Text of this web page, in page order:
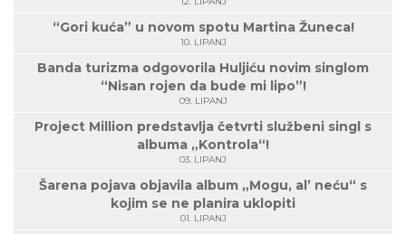
“Gori kuća” u novom spotu Martina Žuneca!
10. LIPANJ
Banda turizma odgovorila Huljiću novim singlom
“Nisan rojen da bude mi lipo”!
09. LIPANJ
Project Million predstavlja četvrti službeni singl s
albuma „Kontrola“!
03. LIPANJ
Šarena pojava objavila album „Mogu, al’ neću“ s
kojim se ne planira uklopiti
01. LIPANJ